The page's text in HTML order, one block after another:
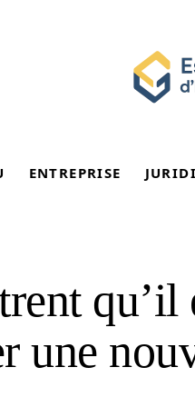
ENTREPRISE
qu’il
une